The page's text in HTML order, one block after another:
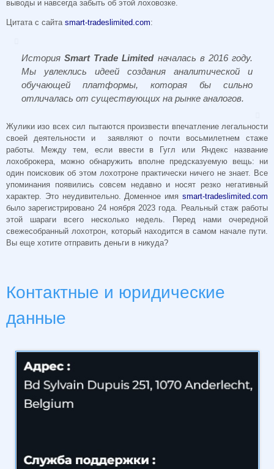
выводы и навсегда забыть об этой лоховозке.
Цитата с сайта smart-tradeslimited.com:
ИсторияSmart Trade Limitedначалась в 2016 году.
Мы увлеклись идеей создания аналитической и
обучающей платформы, которая бы сильно
отличалась от существующих на рынке аналогов.
Жулики изо всех сил пытаются произвести впечатление легальности
своей деятельности и заявляют о почти восьмилетнем стаже
работы. Между тем, если ввести в Гугл или Яндекс название
лохоброкера, можно обнаружить вполне предсказуемую вещь: ни
один поисковик об этом лохотроне практически ничего не знает. Все
упоминания появились совсем недавно и носят резко негативный
характер. Это неудивительно. Доменное имя smart-tradeslimited.com
было зарегистрировано 24 ноября 2023 года. Реальный стаж работы
этой шараги всего несколько недель. Перед нами очередной
свежесобранный лохотрон, который находится в самом начале пути.
Вы еще хотите отправить деньги в никуда?
Контактные и юридические
данные